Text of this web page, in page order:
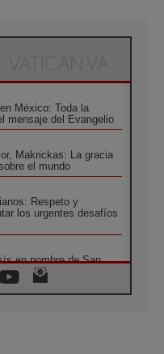
México: Toda la
mensaje del Evangelio
Makrickas: La gracia
el mundo
Respeto y
los urgentes desafíos
en nombre de San
de León